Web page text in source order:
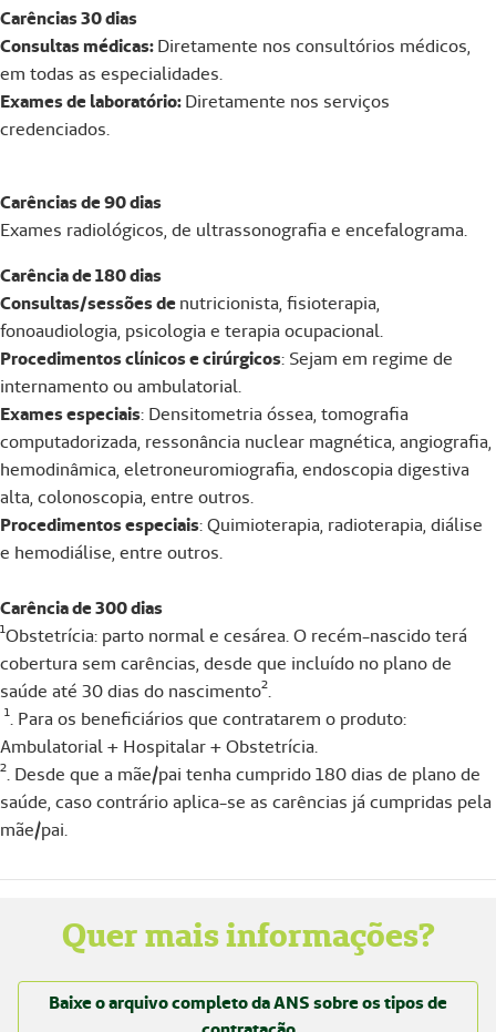
Carências 30 dias
Consultas médicas:Diretamente nos consultórios médicos,
em todas as especialidades.
Exames de laboratório:Diretamente nos serviços
credenciados.
Carências de 90 dias
Exames radiológicos, de ultrassonografia e encefalograma.
Carência de 180 dias
Consultas/sessões denutricionista, fisioterapia,
fonoaudiologia, psicologia e terapia ocupacional.
Procedimentos clínicos e cirúrgicos: Sejam em regime de
internamento ou ambulatorial.
Exames especiais: Densitometria óssea, tomografia
computadorizada, ressonância nuclear magnética, angiografia,
hemodinâmica, eletroneuromiografia, endoscopia digestiva
alta, colonoscopia, entre outros.
Procedimentos especiais: Quimioterapia, radioterapia, diálise
e hemodiálise, entre outros.
Carência de 300 dias
¹Obstetrícia: parto normal e cesárea. O recém-nascido terá
cobertura sem carências, desde que incluído no plano de
saúde até 30 dias do nascimento².
¹. Para os beneficiários que contratarem o produto:
Ambulatorial + Hospitalar + Obstetrícia.
². Desde que a mãe/pai tenha cumprido 180 dias de plano de
saúde, caso contrário aplica-se as carências já cumpridas pela
mãe/pai.
Quer mais informações?
Baixe o arquivo completo da ANS sobre os tipos de